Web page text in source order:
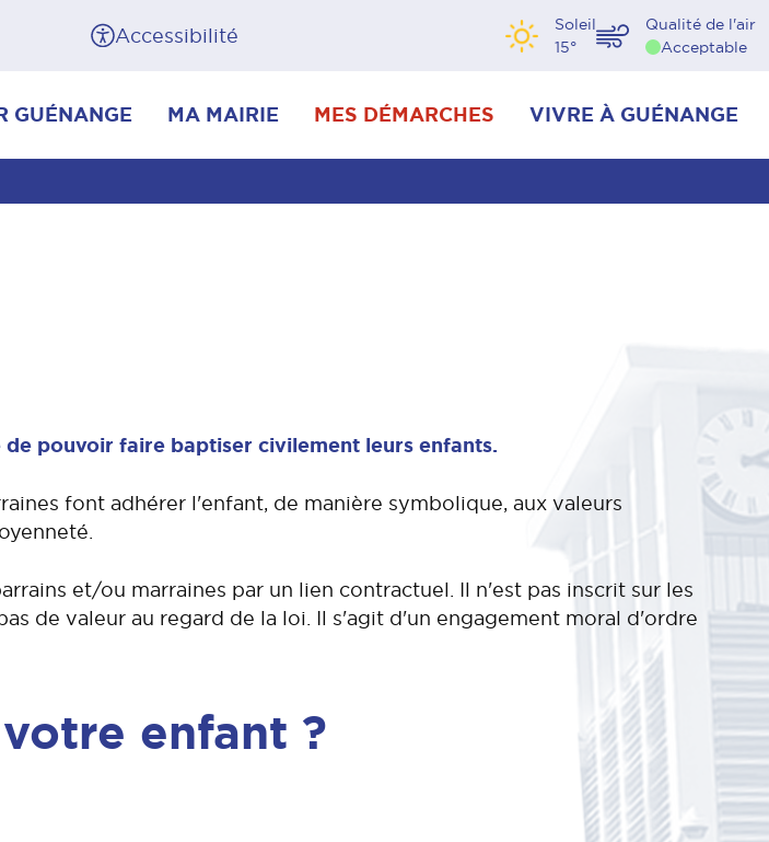
Accessibilité
Soleil
15°
Qualité de l'air
Acceptable
GUÉNANGE MA MAIRIE MES DÉMARCHES VIVRE À GUÉNANGE
pouvoir faire baptiser civilement leurs enfants.
font adhérer l'enfant, de manière symbolique, aux valeurs
et/ou marraines par un lien contractuel. Il n'est pas inscrit sur les
de valeur au regard de la loi. Il s'agit d'un engagement moral d'ordre
enfant ?